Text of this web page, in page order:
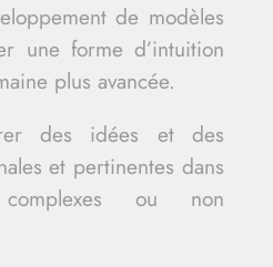
de modèles
une forme d’intuition
plus avancée.
des idées et des
et pertinentes dans
ou non